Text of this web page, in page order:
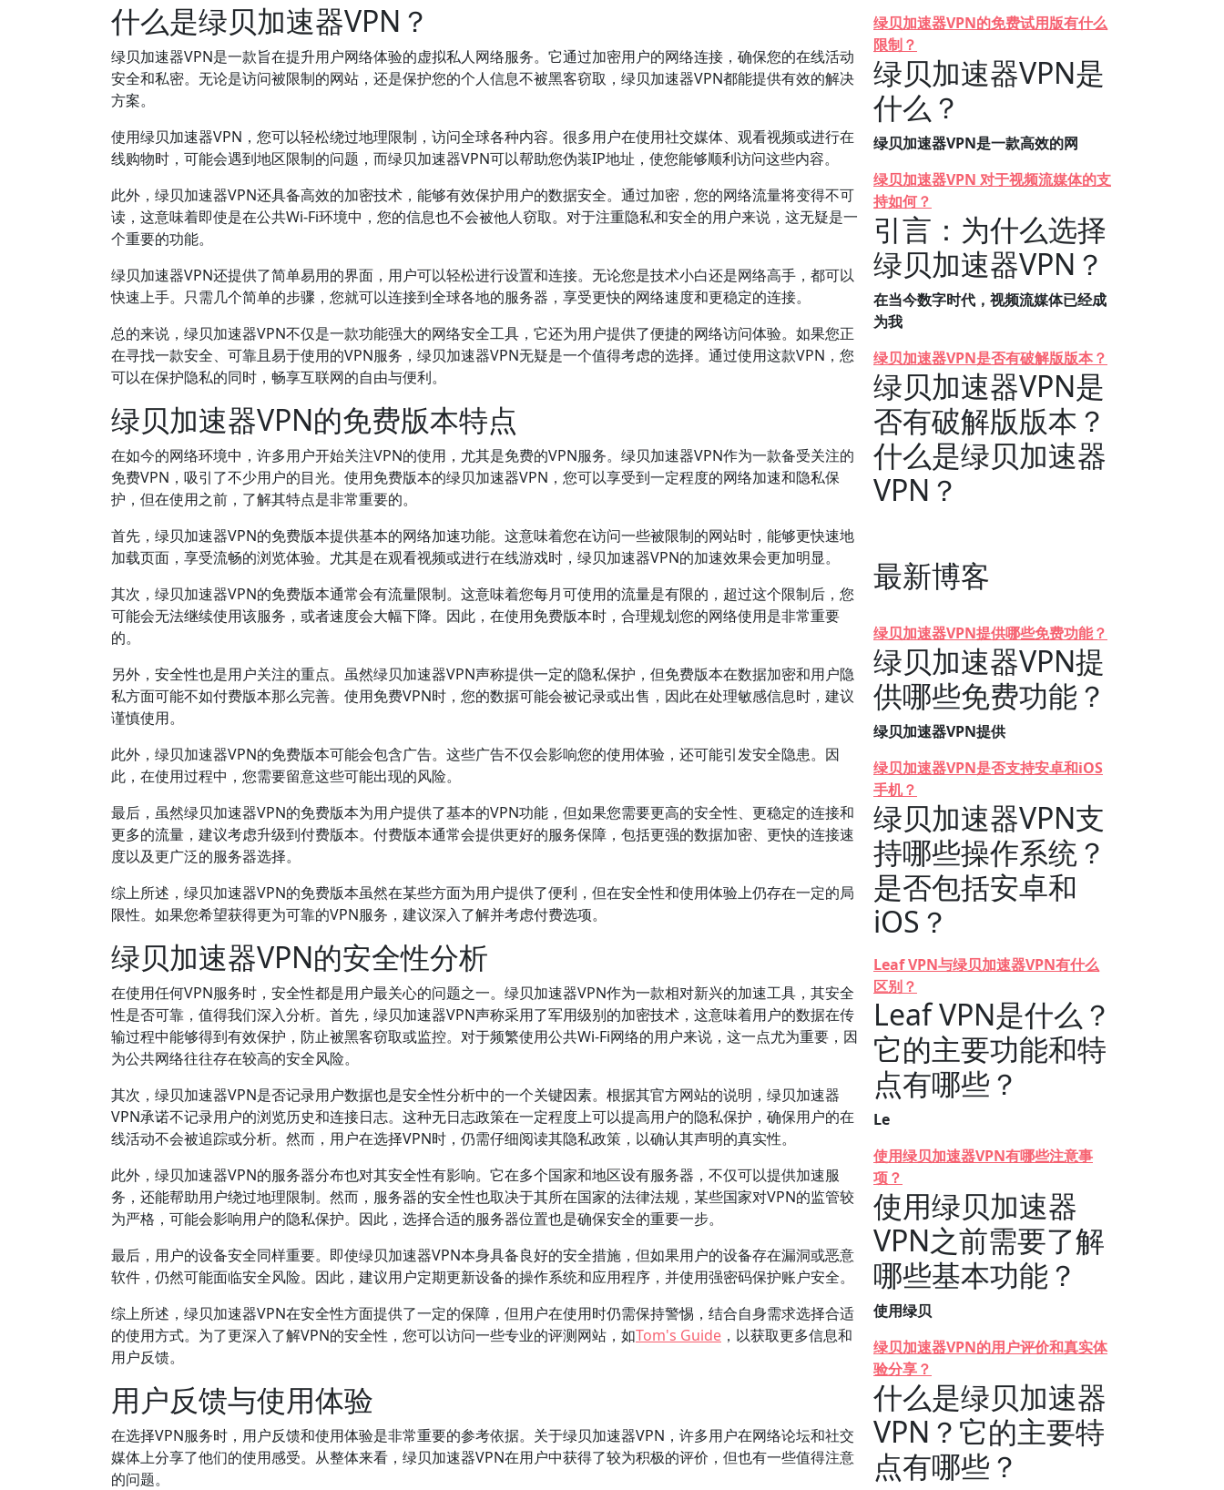
什么是绿贝加速器VPN？
绿贝加速器VPN是一款旨在提升用户网络体验的虚拟私人网络服务。它通过加密用户的网络连接，确保您的在线活动
安全和私密。无论是访问被限制的网站，还是保护您的个人信息不被黑客窃取，绿贝加速器VPN都能提供有效的解决
方案。
使用绿贝加速器VPN，您可以轻松绕过地理限制，访问全球各种内容。很多用户在使用社交媒体、观看视频或进行在
线购物时，可能会遇到地区限制的问题，而绿贝加速器VPN可以帮助您伪装IP地址，使您能够顺利访问这些内容。
此外，绿贝加速器VPN还具备高效的加密技术，能够有效保护用户的数据安全。通过加密，您的网络流量将变得不可
读，这意味着即使是在公共Wi-Fi环境中，您的信息也不会被他人窃取。对于注重隐私和安全的用户来说，这无疑是一
个重要的功能。
绿贝加速器VPN还提供了简单易用的界面，用户可以轻松进行设置和连接。无论您是技术小白还是网络高手，都可以
快速上手。只需几个简单的步骤，您就可以连接到全球各地的服务器，享受更快的网络速度和更稳定的连接。
总的来说，绿贝加速器VPN不仅是一款功能强大的网络安全工具，它还为用户提供了便捷的网络访问体验。如果您正
在寻找一款安全、可靠且易于使用的VPN服务，绿贝加速器VPN无疑是一个值得考虑的选择。通过使用这款VPN，您
可以在保护隐私的同时，畅享互联网的自由与便利。
绿贝加速器VPN的免费版本特点
在如今的网络环境中，许多用户开始关注VPN的使用，尤其是免费的VPN服务。绿贝加速器VPN作为一款备受关注的
免费VPN，吸引了不少用户的目光。使用免费版本的绿贝加速器VPN，您可以享受到一定程度的网络加速和隐私保
护，但在使用之前，了解其特点是非常重要的。
首先，绿贝加速器VPN的免费版本提供基本的网络加速功能。这意味着您在访问一些被限制的网站时，能够更快速地
加载页面，享受流畅的浏览体验。尤其是在观看视频或进行在线游戏时，绿贝加速器VPN的加速效果会更加明显。
其次，绿贝加速器VPN的免费版本通常会有流量限制。这意味着您每月可使用的流量是有限的，超过这个限制后，您
可能会无法继续使用该服务，或者速度会大幅下降。因此，在使用免费版本时，合理规划您的网络使用是非常重要
的。
另外，安全性也是用户关注的重点。虽然绿贝加速器VPN声称提供一定的隐私保护，但免费版本在数据加密和用户隐
私方面可能不如付费版本那么完善。使用免费VPN时，您的数据可能会被记录或出售，因此在处理敏感信息时，建议
谨慎使用。
此外，绿贝加速器VPN的免费版本可能会包含广告。这些广告不仅会影响您的使用体验，还可能引发安全隐患。因
此，在使用过程中，您需要留意这些可能出现的风险。
最后，虽然绿贝加速器VPN的免费版本为用户提供了基本的VPN功能，但如果您需要更高的安全性、更稳定的连接和
更多的流量，建议考虑升级到付费版本。付费版本通常会提供更好的服务保障，包括更强的数据加密、更快的连接速
度以及更广泛的服务器选择。
综上所述，绿贝加速器VPN的免费版本虽然在某些方面为用户提供了便利，但在安全性和使用体验上仍存在一定的局
限性。如果您希望获得更为可靠的VPN服务，建议深入了解并考虑付费选项。
绿贝加速器VPN的安全性分析
在使用任何VPN服务时，安全性都是用户最关心的问题之一。绿贝加速器VPN作为一款相对新兴的加速工具，其安全
性是否可靠，值得我们深入分析。首先，绿贝加速器VPN声称采用了军用级别的加密技术，这意味着用户的数据在传
输过程中能够得到有效保护，防止被黑客窃取或监控。对于频繁使用公共Wi-Fi网络的用户来说，这一点尤为重要，因
为公共网络往往存在较高的安全风险。
其次，绿贝加速器VPN是否记录用户数据也是安全性分析中的一个关键因素。根据其官方网站的说明，绿贝加速器
VPN承诺不记录用户的浏览历史和连接日志。这种无日志政策在一定程度上可以提高用户的隐私保护，确保用户的在
线活动不会被追踪或分析。然而，用户在选择VPN时，仍需仔细阅读其隐私政策，以确认其声明的真实性。
此外，绿贝加速器VPN的服务器分布也对其安全性有影响。它在多个国家和地区设有服务器，不仅可以提供加速服
务，还能帮助用户绕过地理限制。然而，服务器的安全性也取决于其所在国家的法律法规，某些国家对VPN的监管较
为严格，可能会影响用户的隐私保护。因此，选择合适的服务器位置也是确保安全的重要一步。
最后，用户的设备安全同样重要。即使绿贝加速器VPN本身具备良好的安全措施，但如果用户的设备存在漏洞或恶意
软件，仍然可能面临安全风险。因此，建议用户定期更新设备的操作系统和应用程序，并使用强密码保护账户安全。
综上所述，绿贝加速器VPN在安全性方面提供了一定的保障，但用户在使用时仍需保持警惕，结合自身需求选择合适
的使用方式。为了更深入了解VPN的安全性，您可以访问一些专业的评测网站，如Tom's Guide ，以获取更多信息和
用户反馈。
用户反馈与使用体验
在选择VPN服务时，用户反馈和使用体验是非常重要的参考依据。关于绿贝加速器VPN，许多用户在网络论坛和社交
媒体上分享了他们的使用感受。从整体来看，绿贝加速器VPN在用户中获得了较为积极的评价，但也有一些值得注意
的问题。
绿贝加速器VPN的免费试用版有什么
限制？
绿贝加速器VPN是
什么？
绿贝加速器VPN是一款高效的网
绿贝加速器VPN 对于视频流媒体的支
持如何？
引言：为什么选择
绿贝加速器VPN？
在当今数字时代，视频流媒体已经成
为我
绿贝加速器VPN是否有破解版版本？
绿贝加速器VPN是
否有破解版版本？
什么是绿贝加速器
VPN？
最新博客
绿贝加速器VPN提供哪些免费功能？
绿贝加速器VPN提
供哪些免费功能？
绿贝加速器VPN提供
绿贝加速器VPN是否支持安卓和iOS
手机？
绿贝加速器VPN支
持哪些操作系统？
是否包括安卓和
iOS？
Leaf VPN与绿贝加速器VPN有什么
区别？
Leaf VPN是什么？
它的主要功能和特
点有哪些？
Le
使用绿贝加速器VPN有哪些注意事
项？
使用绿贝加速器
VPN之前需要了解
哪些基本功能？
使用绿贝
绿贝加速器VPN的用户评价和真实体
验分享？
什么是绿贝加速器
VPN？它的主要特
点有哪些？